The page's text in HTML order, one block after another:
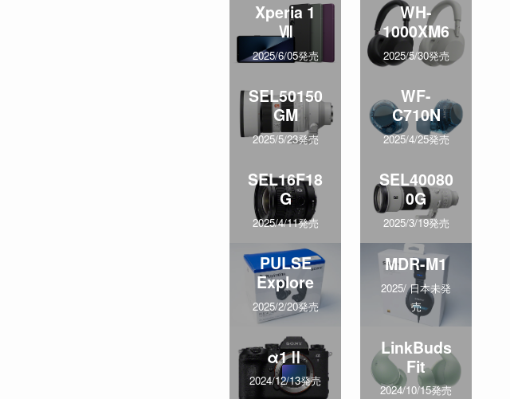
Xperia 1
Ⅶ
2025/6/05発売
WH-
1000XM6
2025/5/30発売
SEL50150
GM
2025/5/23発売
WF-
C710N
2025/4/25発売
SEL16F18
G
2025/4/11発売
SEL40080
0G
2025/3/19発売
PULSE
Explore
2025/2/20発売
MDR-M1
2025/ 日本未発
売
α1Ⅱ
2024/12/13発売
LinkBuds
Fit
2024/10/15発売